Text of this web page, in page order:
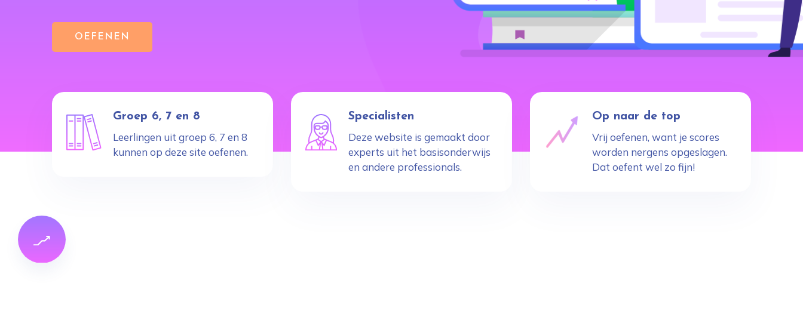
OEFENEN
Groep 6, 7 en 8
Leerlingen uit groep 6, 7 en 8
kunnen op deze site oefenen.
Specialisten
Deze website is gemaakt door
experts uit het basisonderwijs
en andere professionals.
Op naar de top
Vrij oefenen, want je scores
worden nergens opgeslagen.
Dat oefent wel zo fijn!